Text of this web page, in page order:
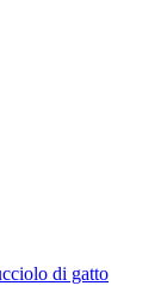
di gatto